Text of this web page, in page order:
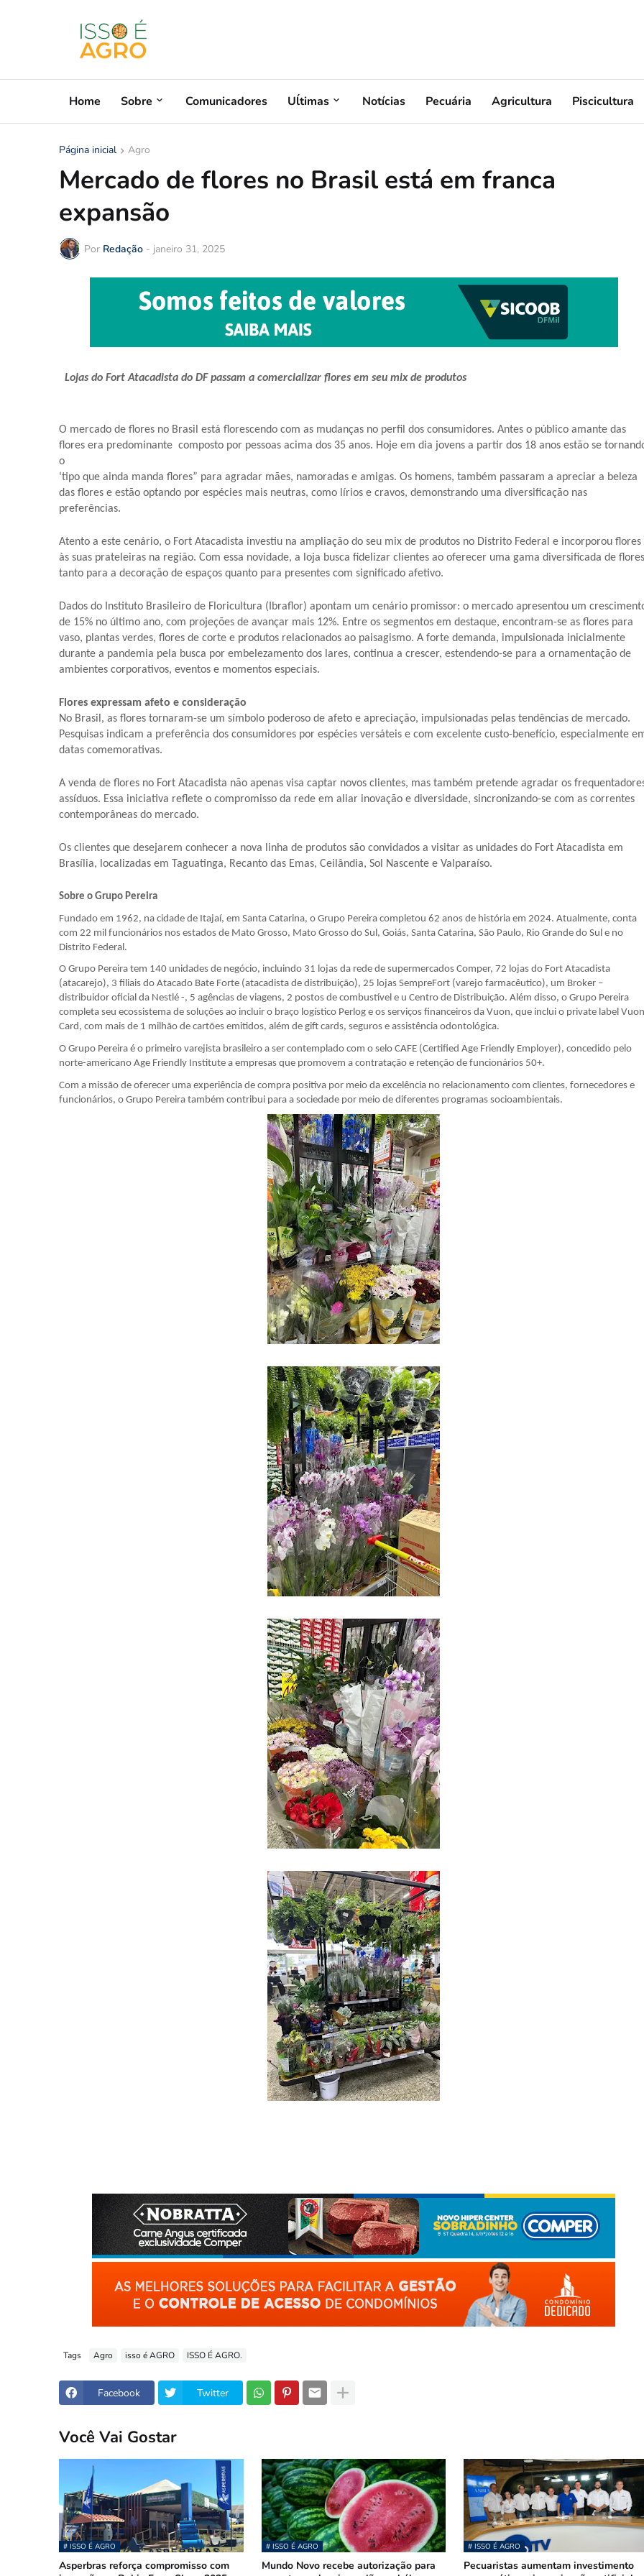
Home Sobre Comunicadores Uĺtimas Notícias Pecuária Agricultura Piscicultura
Página inicial Agro
Mercado de flores no Brasil está em franca
expansão
Por Redação - janeiro 31, 2025
Lojas do Fort Atacadista do DF passam a comercializar flores em seu mix de produtos
O mercado de flores no Brasil está florescendo com as mudanças no perfil dos consumidores. Antes o público amante das
flores era predominante composto por pessoas acima dos 35 anos. Hoje em dia jovens a partir dos 18 anos estão se
o
‘tipo que ainda manda flores” para agradar mães, namoradas e amigas. Os homens, também passaram a apreciar a beleza
das flores e estão optando por espécies mais neutras, como lírios e cravos, demonstrando uma diversificação nas
preferências.
Atento a este cenário, o Fort Atacadista investiu na ampliação do seu mix de produtos no Distrito Federal e incorporou flores
às suas prateleiras na região. Com essa novidade, a loja busca fidelizar clientes ao oferecer uma gama diversificada de flores
tanto para a decoração de espaços quanto para presentes com significado afetivo.
Dados do Instituto Brasileiro de Floricultura (Ibraflor) apontam um cenário promissor: o mercado apresentou um
de 15% no último ano, com projeções de avançar mais 12%. Entre os segmentos em destaque, encontram-se as flores para
vaso, plantas verdes, flores de corte e produtos relacionados ao paisagismo. A forte demanda, impulsionada inicialmente
durante a pandemia pela busca por embelezamento dos lares, continua a crescer, estendendo-se para a ornamentação de
ambientes corporativos, eventos e momentos especiais.
Flores expressam afeto e consideração
No Brasil, as flores tornaram-se um símbolo poderoso de afeto e apreciação, impulsionadas pelas tendências de mercado.
Pesquisas indicam a preferência dos consumidores por espécies versáteis e com excelente custo-benefício, especialmente
datas comemorativas.
A venda de flores no Fort Atacadista não apenas visa captar novos clientes, mas também pretende agradar os
assíduos. Essa iniciativa reflete o compromisso da rede em aliar inovação e diversidade, sincronizando-se com as correntes
contemporâneas do mercado.
Os clientes que desejarem conhecer a nova linha de produtos são convidados a visitar as unidades do Fort Atacadista em
Brasília, localizadas em Taguatinga, Recanto das Emas, Ceilândia, Sol Nascente e Valparaíso.
Sobre o Grupo Pereira
Fundado em 1962, na cidade de Itajaí, em Santa Catarina, o Grupo Pereira completou 62 anos de história em 2024. Atualmente, conta
com 22 mil funcionários nos estados de Mato Grosso, Mato Grosso do Sul, Goiás, Santa Catarina, São Paulo, Rio Grande do Sul e no
Distrito Federal.
O Grupo Pereira tem 140 unidades de negócio, incluindo 31 lojas da rede de supermercados Comper, 72 lojas do Fort Atacadista
(atacarejo), 3 filiais do Atacado Bate Forte (atacadista de distribuição), 25 lojas SempreFort (varejo farmacêutico), um Broker –
distribuidor oficial da Nestlé -, 5 agências de viagens, 2 postos de combustível e u Centro de Distribuição. Além disso, o Grupo Pereira
completa seu ecossistema de soluções ao incluir o braço logístico Perlog e os serviços financeiros da Vuon, que inclui o private label Vuon
Card, com mais de 1 milhão de cartões emitidos, além de gift cards, seguros e assistência odontológica.
O Grupo Pereira é o primeiro varejista brasileiro a ser contemplado com o selo CAFE (Certified Age Friendly Employer), concedido pelo
norte-americano Age Friendly Institute a empresas que promovem a contratação e retenção de funcionários 50+.
Com a missão de oferecer uma experiência de compra positiva por meio da excelência no relacionamento com clientes, fornecedores e
funcionários, o Grupo Pereira também contribui para a sociedade por meio de diferentes programas socioambientais.
Tags Agro isso é AGRO ISSO É AGRO.
Facebook Twitter
Você Vai Gostar
# ISSO É AGRO
Asperbras reforça compromisso com
# ISSO É AGRO
Mundo Novo recebe autorização para
# ISSO É AGRO
Pecuaristas aumentam investimento